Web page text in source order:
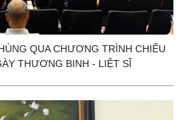
QUA CHƯƠNG TRÌNH CHIẾU
THƯƠNG BINH - LIỆT SĨ